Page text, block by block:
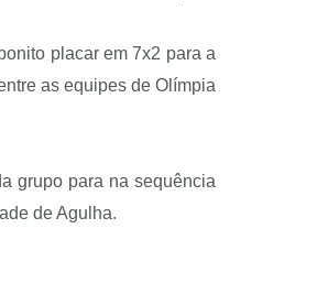
placar em 7x2 para a
as equipes de Olímpia
grupo para na sequência
de Agulha.